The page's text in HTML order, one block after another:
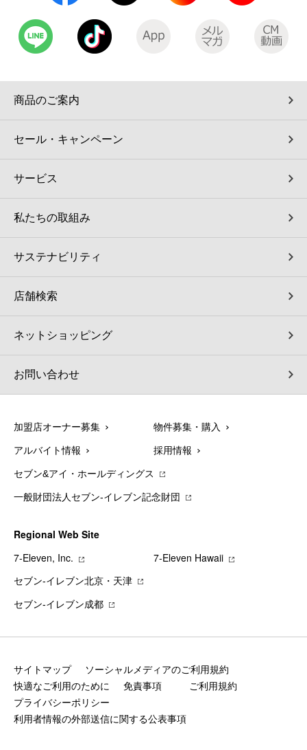
商品のご案内
セール・キャンペーン
サービス
私たちの取組み
サステナビリティ
店舗検索
ネットショッピング
お問い合わせ
加盟店オーナー募集 物件募集・購入
アルバイト情報 採用情報
セブン&アイ・ホールディングス
一般財団法人セブン-イレブン記念財団
Regional Web Site
7‐Eleven, Inc.
7‐Eleven Hawaii
セブン‐イレブン北京・天津
セブン‐イレブン成都
サイトマップ
ソーシャルメディアのご利用規約
快適なご利用のために
免責事項
ご利用規約
プライバシーポリシー
利用者情報の外部送信に関する公表事項